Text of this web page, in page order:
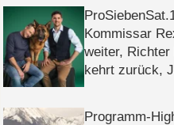
Kommissar
weiter, Richter
kehrt zurück,
Programm-